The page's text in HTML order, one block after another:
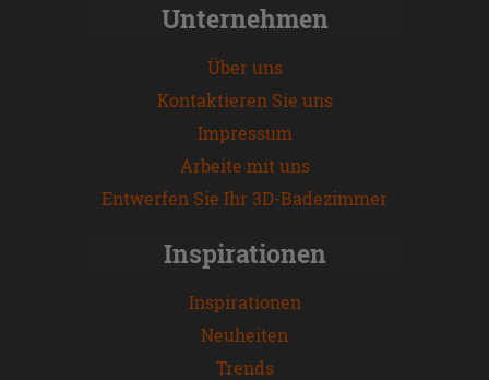
Unternehmen
Über uns
Kontaktieren Sie uns
Impressum
Arbeite mit uns
Entwerfen Sie Ihr 3D-Badezimmer
Inspirationen
Inspirationen
Neuheiten
Trends